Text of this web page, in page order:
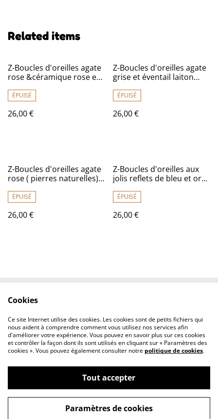
Related items
Z-Boucles d'oreilles agate
rose &céramique rose en
ÉPUISÉ
26,00 €
Z-Boucles d'oreilles agate
grise et éventail laiton
sans nickel
ÉPUISÉ
26,00 €
Z-Boucles d'oreilles agate
rose ( pierres naturelles)
inoxydable doré -sans
nickel
ÉPUISÉ
26,00 €
Z-Boucles d'oreilles aux
jolis reflets de bleu et or
acier inoxydable doré -
sans nickel
ÉPUISÉ
26,00 €
Politique de
confidentialité
Politique de cookies
©2026Fleurs et lin boutique
powered by
Cookies
Ce site Internet utilise des cookies. Les cookies sont de petits fichiers qui
nous aident à comprendre comment vous utilisez nos services afin
d'améliorer votre expérience. Vous pouvez en savoir plus sur ces cookies
et contrôler la façon dont ils sont utilisés en cliquant sur « Paramètres des
cookies ». Vous pouvez également consulter notre politique de cookies.
Tout accepter
Paramètres de cookies